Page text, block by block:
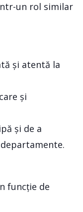
un rol similar
și atentă la
și
și de a
funcție de